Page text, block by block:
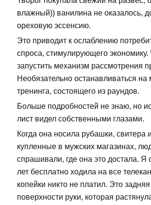
влажный)) ванилина не оказалось,
ореховую эссенсию.
Это приводит к ослаблению
спроса, стимулирующего
запустить механизм рассмотрения
Необязательно останавливаться на
тренинга, состоящего из раундов.
Больше подробностей не знаю, но
лист видел собственными глазами.
Когда она носила рубашки, свитера
купленные в мужских магазинах,
спрашивали, где она это достала. Я
лет бесплатно ходила на все
копейки никто не платил. Это задняя
поверхности руки, которая